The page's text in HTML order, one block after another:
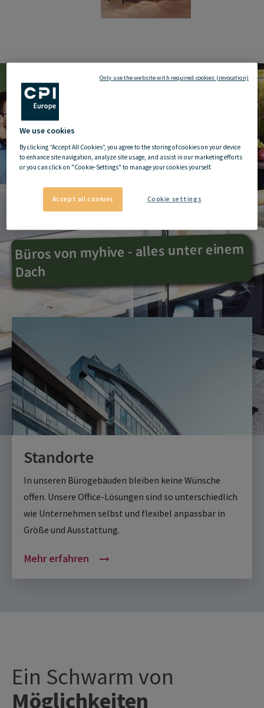
Büros von myhive - alles unter einem
Dach
Standorte
In unseren Bürogebäuden bleiben keine Wünsche
offen. Unsere Office-Lösungen sind so unterschiedlich
wie Unternehmen selbst und flexibel anpassbar in
Größe und Ausstattung.
Mehr erfahren arrow_right_alt
Ein Schwarm von
Möglichkeiten
We use cookies
By clicking “Accept All Cookies”, you agree to the storing of cookies on your device
to enhance site navigation, analyze site usage, and assist in our marketing efforts
or you can click on "Cookie-Settings" to manage your cookies yourself.
Accept all cookies Cookie settings
Only use the website with required cookies (revocation)